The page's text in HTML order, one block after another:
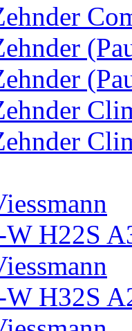
H22S
H32S